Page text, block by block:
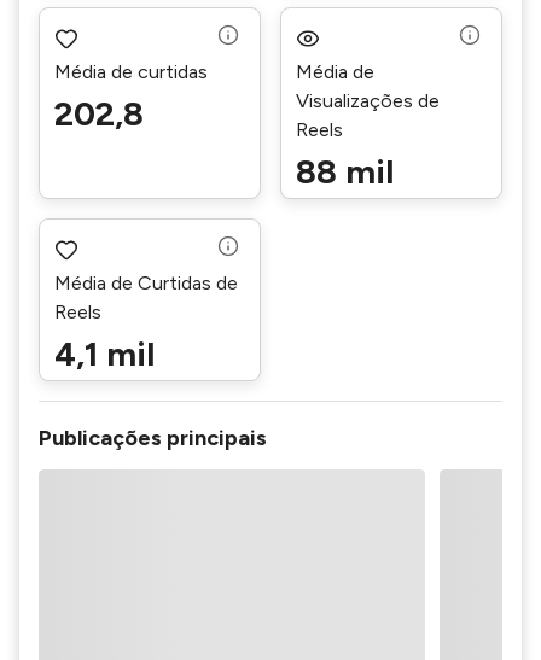
Média de curtidas
202,8
Média de
Visualizações de
Reels
88 mil
Média de Curtidas de
Reels
4,1 mil
Publicações principais